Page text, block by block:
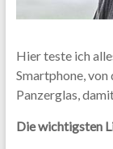
Hier teste ich
Smartphone, von
Panzerglas,
Die wichtigsten